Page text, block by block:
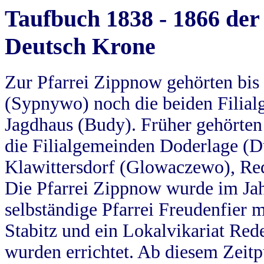
Taufbuch 1838 - 1866
Deutsch Krone
Zur Pfarrei Zippnow gehörten
(Sypnywo) noch die beiden
Jagdhaus (Budy). Früher
die Filialgemeinden Doderlage
Klawittersdorf (Glowaczewo),
Die Pfarrei Zippnow wurde im
selbständige Pfarrei Freudenfier
Stabitz und ein Lokalvikariat
wurden errichtet. Ab diesem